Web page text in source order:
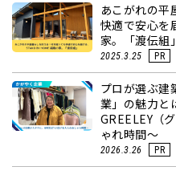
あこがれの平
快適で安心を
家。「渡伝組」
2025.3.25 PR
プロが選ぶ建
業」の魅力と
GREELEY（
ゃれ時間～
2026.3.26 PR